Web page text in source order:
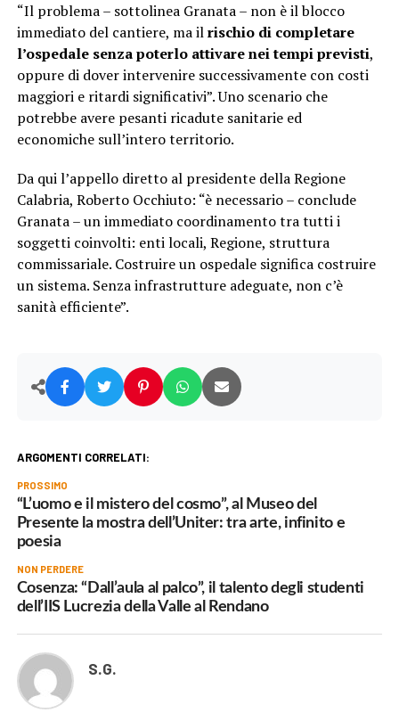
“Il problema – sottolinea Granata – non è il blocco
immediato del cantiere, ma ilrischio di completare
l’ospedale senza poterlo attivare nei tempi previsti,
oppure di dover intervenire successivamente con costi
maggiori e ritardi significativi”. Uno scenario che
potrebbe avere pesanti ricadute sanitarie ed
economiche sull’intero territorio.
Da qui l’appello diretto al presidente della Regione
Calabria, Roberto Occhiuto: “è necessario – conclude
Granata – un immediato coordinamento tra tutti i
soggetti coinvolti: enti locali, Regione, struttura
commissariale. Costruire un ospedale significa costruire
un sistema. Senza infrastrutture adeguate, non c’è
sanità efficiente”.
ARGOMENTI CORRELATI:
PROSSIMO
“L’uomo e il mistero del cosmo”, al Museo del
Presente la mostra dell’Uniter: tra arte, infinito e
poesia
NON PERDERE
Cosenza: “Dall’aula al palco”, il talento degli studenti
dell’IIS Lucrezia della Valle al Rendano
S.G.